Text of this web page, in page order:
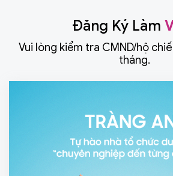
Đăng Ký Làm
Vui lòng kiểm tra CMND/hộ
tháng.